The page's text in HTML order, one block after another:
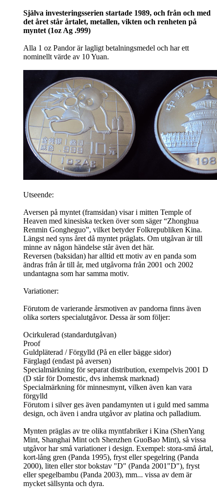
Själva investeringsserien startade 1989, och från och med
det året står årtalet, metallen, vikten och renheten på
myntet (1oz Ag .999)
Alla 1 oz Pandor är lagligt betalningsmedel och har ett
nominellt värde av 10 Yuan.
Utseende:
Aversen på myntet (framsidan) visar i mitten Temple of
Heaven med kinesiska tecken över som säger “Zhonghua
Renmin Gongheguo”, vilket betyder Folkrepubliken Kina.
Längst ned syns året då myntet präglats. Om utgåvan är till
minne av någon händelse står även det här.
Reversen (baksidan) har alltid ett motiv av en panda som
ändras från år till år, med utgåvorna från 2001 och 2002
undantagna som har samma motiv.
Variationer:
Förutom de varierande årsmotiven av pandorna finns även
olika sorters specialutgåvor. Dessa är som följer:
Ocirkulerad (standardutgåvan)
Proof
Guldpläterad / Förgylld (På en eller bägge sidor)
Färglagd (endast på aversen)
Specialmärkning för separat distribution, exempelvis 2001 D
(D står för Domestic, dvs inhemsk marknad)
Specialmärkning för minnesmynt, vilken även kan vara
förgylld
Förutom i silver ges även pandamynten ut i guld med samma
design, och även i andra utgåvor av platina och palladium.
Mynten präglas av tre olika myntfabriker i Kina (ShenYang
Mint, Shanghai Mint och Shenzhen GuoBao Mint), så vissa
utgåvor har små variationer i design. Exempel: stora-små årtal,
kort-lång gren (Panda 1995), fryst eller spegelring (Panda
2000), liten eller stor bokstav "D" (Panda 2001"D"), fryst
eller spegelbambu (Panda 2003), mm... vissa av dem är
mycket sällsynta och dyra.